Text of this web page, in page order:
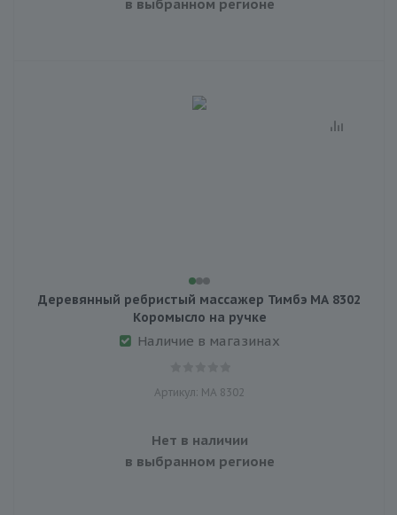
в выбранном регионе
Деревянный ребристый массажер Тимбэ МА 8302
Коромысло на ручке
Наличие в магазинах
Артикул: МА 8302
Нет в наличии
в выбранном регионе